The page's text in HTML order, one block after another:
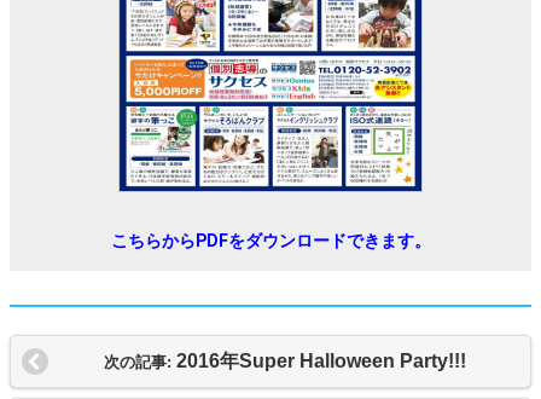
こちらからPDFをダウンロードできます。
次の記事: 2016年Super Halloween Party!!!